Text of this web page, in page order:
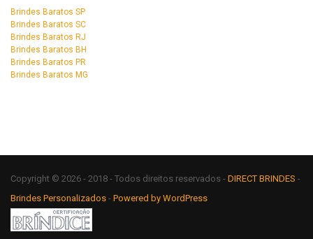
Brindes Baratos SP
Brindes Baratos SC
Brindes Baratos RJ
Brindes Baratos BH
Brindes Baratos PR
Brindes Baratos MG
Copyright © 2026 - 2018 - Todos direitos reservados - DIRECT BRINDES -
Brindes Personalizados - Powered by WordPress